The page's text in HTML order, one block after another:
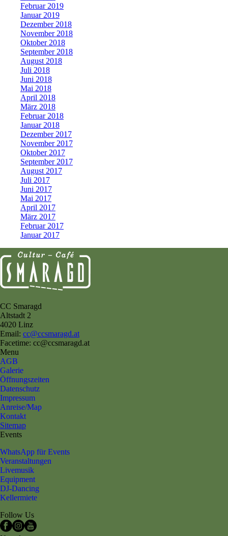
Februar 2019
Januar 2019
Dezember 2018
November 2018
Oktober 2018
September 2018
August 2018
Juli 2018
Juni 2018
Mai 2018
April 2018
März 2018
Februar 2018
Januar 2018
Dezember 2017
November 2017
Oktober 2017
September 2017
August 2017
Juli 2017
Juni 2017
Mai 2017
April 2017
März 2017
Februar 2017
Januar 2017
CC Smaragd
Altstadt 2
4020 Linz
Email: cc@ccsmaragd.at
Facetime: cc@ccsmaragd.at
Menu
AGB
Galerie
Öffnungszeiten
Datenschutz
Impressum
Anreise/Map
Kontakt
Sitemap
Events
WhatsApp für Events
Veranstaltungen
Livemusik
Equipment
DJ-Dancing
Kellermiete
Follow Us